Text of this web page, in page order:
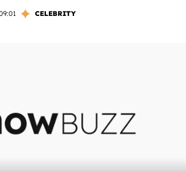
CELEBRITY